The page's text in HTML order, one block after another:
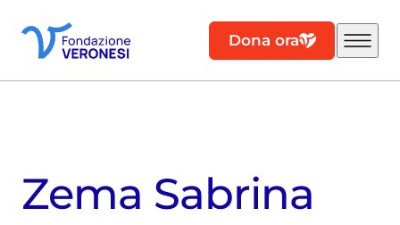
Dona ora
Zema Sabrina